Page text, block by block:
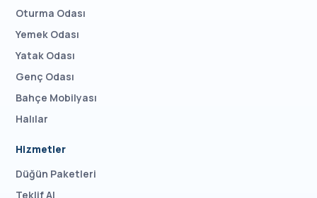
Oturma Odası
Yemek Odası
Yatak Odası
Genç Odası
Bahçe Mobilyası
Halılar
Hizmetler
Düğün Paketleri
Teklif Al